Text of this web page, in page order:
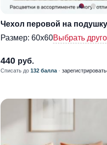
Чехол перовой на
Размер:60х60Выбрать
440 руб.
Списать до132 балла ·